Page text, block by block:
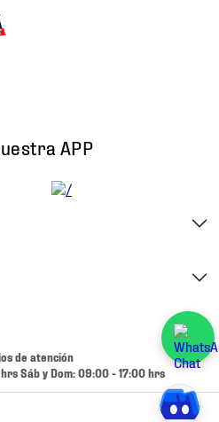
APP
de atención
Sáb y Dom: 09:00 - 17:00 hrs